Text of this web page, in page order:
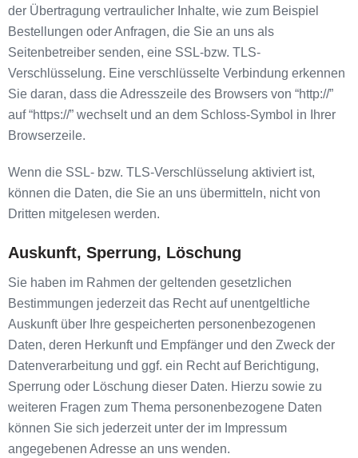
der Übertragung vertraulicher Inhalte, wie zum Beispiel
Bestellungen oder Anfragen, die Sie an uns als
Seitenbetreiber senden, eine SSL-bzw. TLS-
Verschlüsselung. Eine verschlüsselte Verbindung erkennen
Sie daran, dass die Adresszeile des Browsers von “http://”
auf “https://” wechselt und an dem Schloss-Symbol in Ihrer
Browserzeile.
Wenn die SSL- bzw. TLS-Verschlüsselung aktiviert ist,
können die Daten, die Sie an uns übermitteln, nicht von
Dritten mitgelesen werden.
Auskunft, Sperrung, Löschung
Sie haben im Rahmen der geltenden gesetzlichen
Bestimmungen jederzeit das Recht auf unentgeltliche
Auskunft über Ihre gespeicherten personenbezogenen
Daten, deren Herkunft und Empfänger und den Zweck der
Datenverarbeitung und ggf. ein Recht auf Berichtigung,
Sperrung oder Löschung dieser Daten. Hierzu sowie zu
weiteren Fragen zum Thema personenbezogene Daten
können Sie sich jederzeit unter der im Impressum
angegebenen Adresse an uns wenden.